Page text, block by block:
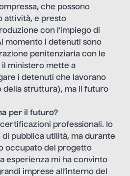
che possono
attività, e presto
con l’impiego di
momento i detenuti sono
penitenziaria con le
ministero mette a
i detenuti che lavorano
della struttura), ma il futuro
per il futuro?
professionali. Io
pubblica utilità, ma durante
occupato del progetto
esperienza mi ha convinto
imprese all’interno del